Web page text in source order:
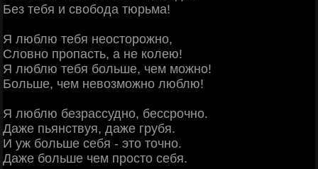
Без тебя и свобода тюрьма!
Я люблю тебя неосторожно,
Словно пропасть, а не колею!
Я люблю тебя больше, чем можно!
Больше, чем невозможно люблю!
Я люблю безрассудно, бессрочно.
Даже пьянствуя, даже грубя.
И уж больше себя - это точно.
Даже больше чем просто себя.